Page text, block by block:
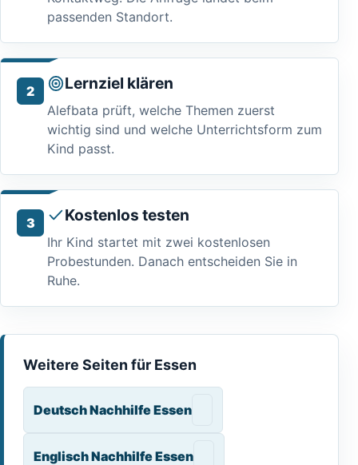
passenden Standort.
Lernziel klären
Alefbata prüft, welche Themen zuerst
wichtig sind und welche Unterrichtsform zum
Kind passt.
Kostenlos testen
Ihr Kind startet mit zwei kostenlosen
Probestunden. Danach entscheiden Sie in
Ruhe.
Weitere Seiten für Essen
Deutsch Nachhilfe Essen
Englisch Nachhilfe Essen